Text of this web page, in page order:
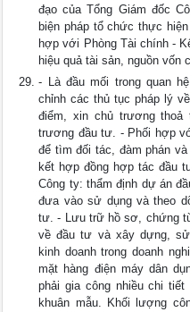
đạo của Tổng Giám đốc
biện pháp tổ chức thực
hợp với Phòng Tài chính -
hiệu quả tài sản, nguồn vốn
- Là đầu mối trong quan
chỉnh các thủ tục pháp lý
điểm, xin chủ trương thoả
trương đầu tư. - Phối hợp
để tìm đối tác, đàm phán
kết hợp đồng hợp tác đầu
Công ty: thẩm định dự án
đưa vào sử dụng và theo
tư. - Lưu trữ hồ sơ, chứng
về đầu tư và xây dựng,
kinh doanh trong doanh
mặt hàng điện máy dân
phải gia công nhiều chi
khuân mẫu. Khối lượng